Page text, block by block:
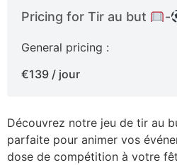
Pricing for Tir au but -
General pricing :
€139 / jour
Découvrez notre jeu de tir au
parfaite pour animer vos
dose de compétition à votre